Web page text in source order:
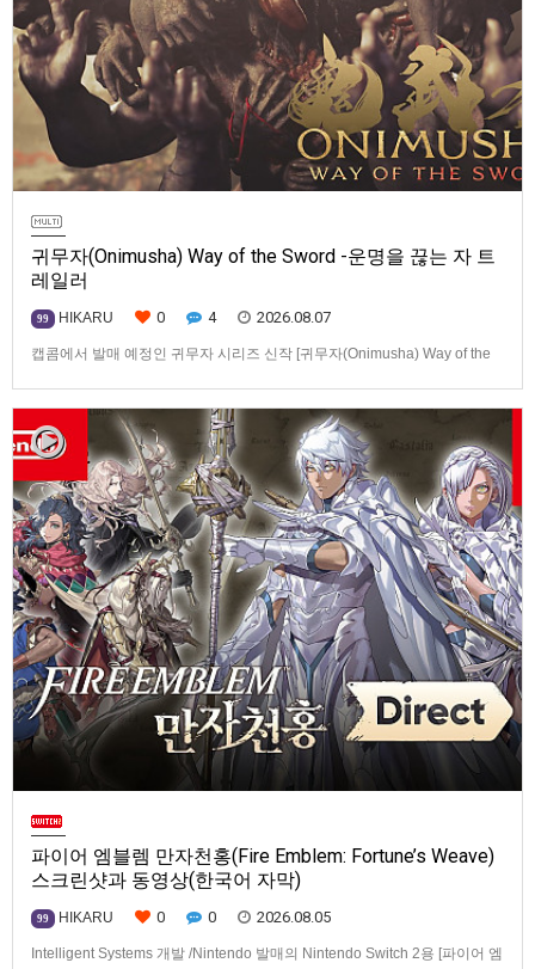
귀무자(Onimusha) Way of the Sword -운명을 끊는 자 트
레일러
99 HIKARU 0 4 2026.08.07
캡콤에서 발매 예정인 귀무자 시리즈 신작 [귀무자(Onimusha) Way of the
파이어 엠블렘 만자천홍(Fire Emblem: Fortune’s Weave)
스크린샷과 동영상(한국어 자막)
99 HIKARU 0 0 2026.08.05
Intelligent Systems 개발 /Nintendo 발매의 Nintendo Switch 2용 [파이어 엠